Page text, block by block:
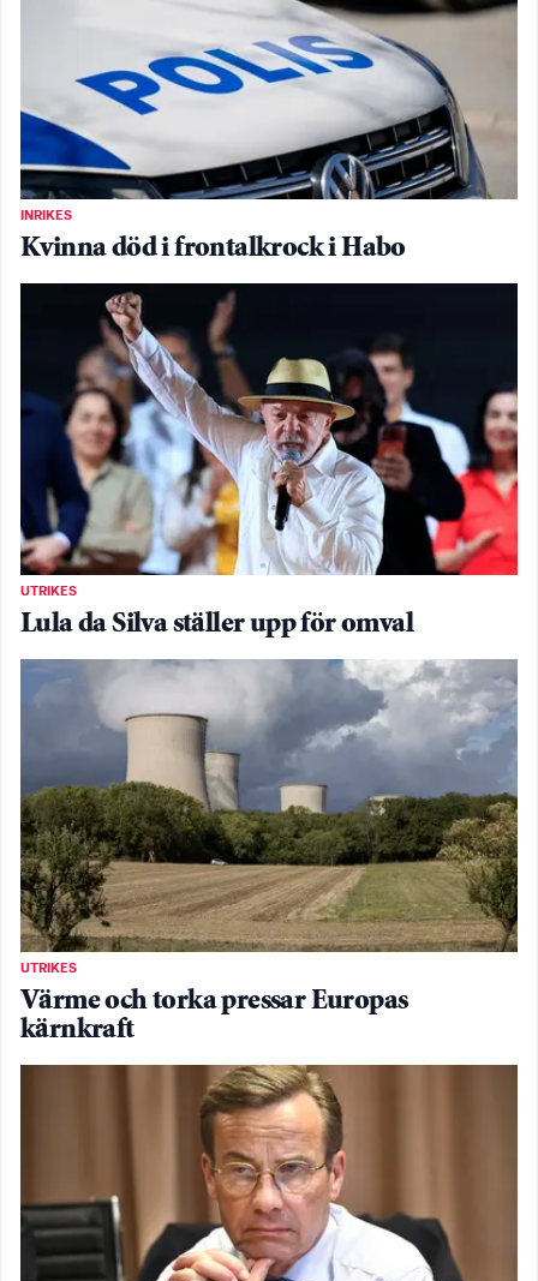
INRIKES
Kvinna död i frontalkrock i Habo
UTRIKES
Lula da Silva ställer upp för omval
UTRIKES
Värme och torka pressar Europas
kärnkraft